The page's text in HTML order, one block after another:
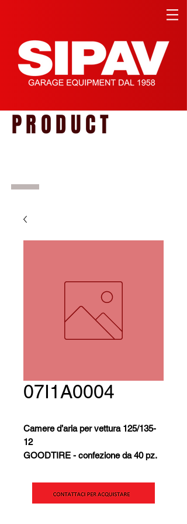
PRODUCT
07I1A0004
Camere d’aria per vettura 125/135-
12
GOODTIRE - confezione da 40 pz.